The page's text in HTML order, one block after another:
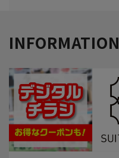
INFORMATION